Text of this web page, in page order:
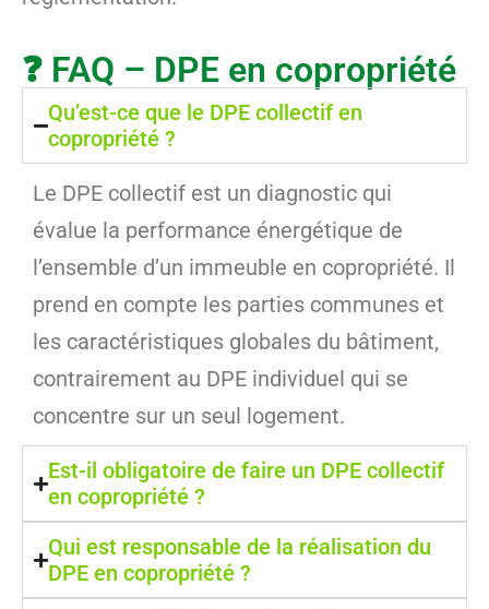
❓ FAQ – DPE en copropriété
Qu’est-ce que le DPE collectif en
copropriété ?
Le DPE collectif est un diagnostic qui
évalue la performance énergétique de
l’ensemble d’un immeuble en copropriété. Il
prend en compte les parties communes et
les caractéristiques globales du bâtiment,
contrairement au DPE individuel qui se
concentre sur un seul logement.
Est-il obligatoire de faire un DPE collectif
en copropriété ?
Qui est responsable de la réalisation du
DPE en copropriété ?